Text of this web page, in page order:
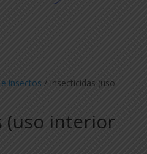
insectos / Insecticidas (uso
(uso interior